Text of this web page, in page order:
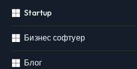
Startup
Бизнес софтуер
Блог